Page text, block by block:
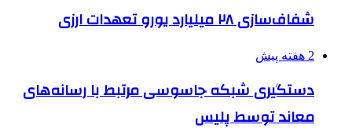
شفاف‌سازی ۲۸ میلیارد یورو تعهدات ارزی
2 هفته پیش
دستگیری شبکه جاسوسی مرتبط با رسانه‌های
معاند توسط پلیس